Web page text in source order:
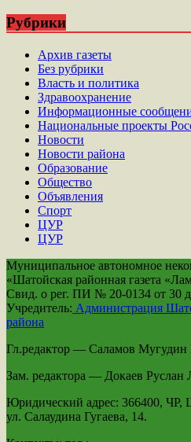
Рубрики
Архив газеты
Без рубрики
Власть и политика
Здравоохранение
Информационные
Национальные проекты
Новости
Новости района
Образование
Общество
Объявления
Спорт
ЦУР
ЦУР
Муниципальное автономное
«Шатойская районная газета
Свид. о рег. ПИ № 20-0134 от 30
Учредитель: Администрация
района
Гл.редактор — Саламов Мугудин
Зам. редактора — Докаев Руслан
Юридический адрес: 366400,
ул. Салаудина Гугаева, 14.